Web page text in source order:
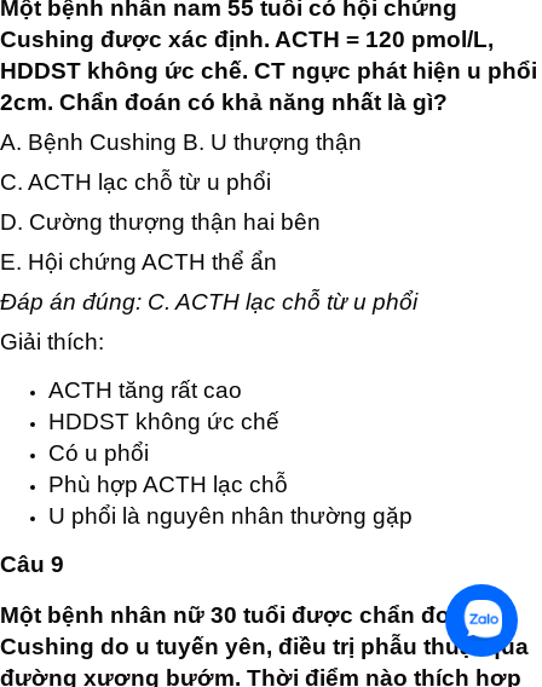
Một bệnh nhân nam 55 tuổi có hội chứng
Cushing được xác định. ACTH = 120 pmol/L,
HDDST không ức chế. CT ngực phát hiện u phổi
2cm. Chẩn đoán có khả năng nhất là gì?
A. Bệnh Cushing B. U thượng thận
C. ACTH lạc chỗ từ u phổi
D. Cường thượng thận hai bên
E. Hội chứng ACTH thể ẩn
Đáp án đúng: C. ACTH lạc chỗ từ u phổi
Giải thích:
ACTH tăng rất cao
HDDST không ức chế
Có u phổi
Phù hợp ACTH lạc chỗ
U phổi là nguyên nhân thường gặp
Câu 9
Một bệnh nhân nữ 30 tuổi được chẩn đoán
Cushing do u tuyến yên, điều trị phẫu thuật qua
đường xương bướm. Thời điểm nào thích hợp